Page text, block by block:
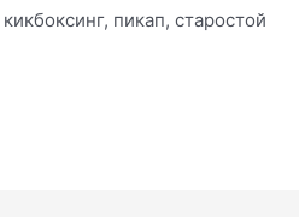
пикап, старостой